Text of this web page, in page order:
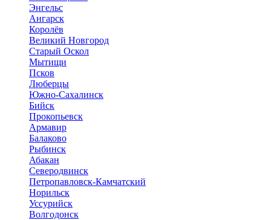
Энгельс
Ангарск
Королёв
Великий Новгород
Старый Оскол
Мытищи
Псков
Люберцы
Южно-Сахалинск
Бийск
Прокопьевск
Армавир
Балаково
Рыбинск
Абакан
Северодвинск
Петропавловск-Камчатский
Норильск
Уссурийск
Волгодонск